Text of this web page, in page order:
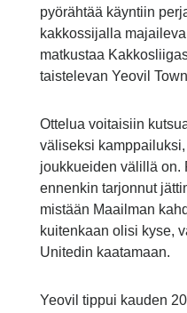
pyörähtää käyntiin
kakkossijalla
matkustaa
taistelevan Yeovil
Ottelua voitaisiin
väliseksi
joukkueiden välillä on.
ennenkin tarjonnut
mistään Maailman
kuitenkaan olisi kyse,
Unitedin kaatamaan.
Yeovil tippui kauden